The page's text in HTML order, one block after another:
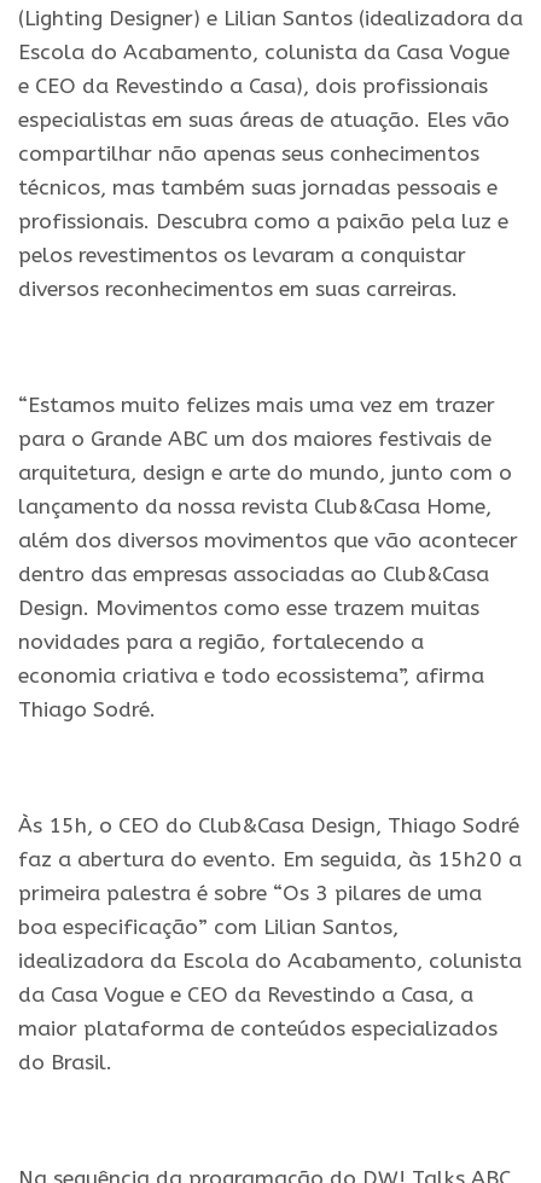
(Lighting Designer) e Lilian Santos (idealizadora da
Escola do Acabamento, colunista da Casa Vogue
e CEO da Revestindo a Casa), dois profissionais
especialistas em suas áreas de atuação. Eles vão
compartilhar não apenas seus conhecimentos
técnicos, mas também suas jornadas pessoais e
profissionais. Descubra como a paixão pela luz e
pelos revestimentos os levaram a conquistar
diversos reconhecimentos em suas carreiras.
“Estamos muito felizes mais uma vez em trazer
para o Grande ABC um dos maiores festivais de
arquitetura, design e arte do mundo, junto com o
lançamento da nossa revista Club&Casa Home,
além dos diversos movimentos que vão acontecer
dentro das empresas associadas ao Club&Casa
Design. Movimentos como esse trazem muitas
novidades para a região, fortalecendo a
economia criativa e todo ecossistema”, afirma
Thiago Sodré.
Às 15h, o CEO do Club&Casa Design, Thiago Sodré
faz a abertura do evento. Em seguida, às 15h20 a
primeira palestra é sobre “Os 3 pilares de uma
boa especificação” com Lilian Santos,
idealizadora da Escola do Acabamento, colunista
da Casa Vogue e CEO da Revestindo a Casa, a
maior plataforma de conteúdos especializados
do Brasil.